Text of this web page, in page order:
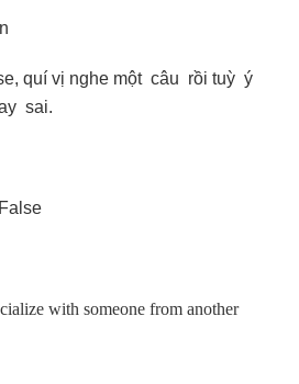
quí vị nghe một câu rồi tuỳ ý
sai.
with someone from another